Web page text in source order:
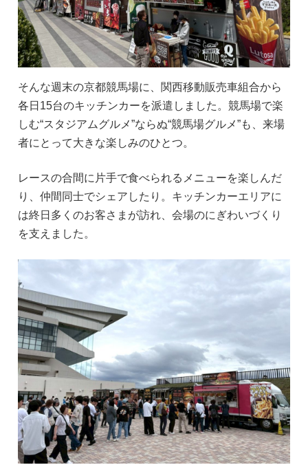
そんな週末の京都競馬場に、関西移動販売車組合から
各日15台のキッチンカーを派遣しました。競馬場で楽
しむ“スタジアムグルメ”ならぬ“競馬場グルメ”も、来場
者にとって大きな楽しみのひとつ。
レースの合間に片手で食べられるメニューを楽しんだ
り、仲間同士でシェアしたり。キッチンカーエリアに
は終日多くのお客さまが訪れ、会場のにぎわいづくり
を支えました。